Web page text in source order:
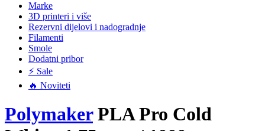
Marke
3D printeri i više
Rezervni dijelovi i nadogradnje
Filamenti
Smole
Dodatni pribor
⚡ Sale
🔥 Noviteti
PolymakerPLA Pro Cold